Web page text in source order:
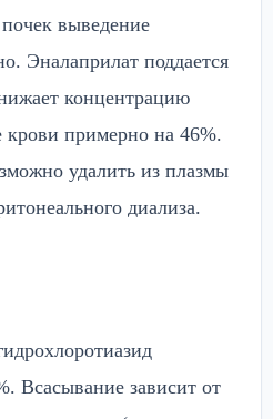
выведение
Эналаприлат поддается
концентрацию
крови примерно на 46%.
удалить из плазмы
диализа.
Всасывание зависит от